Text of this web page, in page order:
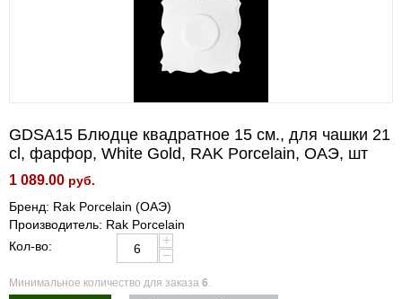
GDSA15 Блюдце квадратное 15 см., для чашки 21
cl, фарфор, White Gold, RAK Porcelain, ОАЭ, шт
1 089.00 руб.
Бренд: Rak Porcelain (ОАЭ)
Производитель: Rak Porcelain
Кол-во:
+
−
Минимальное количество для заказа 6.